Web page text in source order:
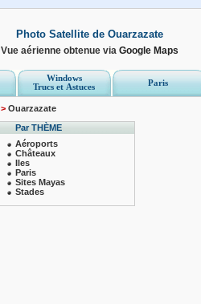
Photo Satellite de Ouarzazate
Vue aérienne obtenue viaGoogle Maps
Windows
Trucs et Astuces
Paris
> Ouarzazate
Par THÈME
Aéroports
Châteaux
Iles
Paris
Sites Mayas
Stades